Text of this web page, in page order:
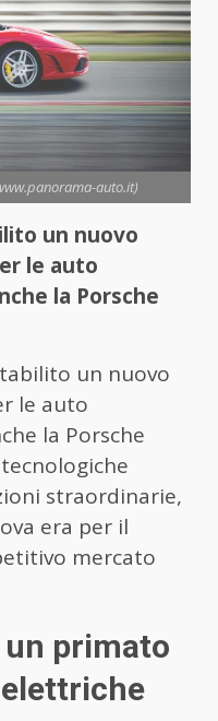
auto.it)
un nuovo
le auto
la Porsche
un nuovo
le auto
la Porsche
straordinarie,
era per il
mercato
primato